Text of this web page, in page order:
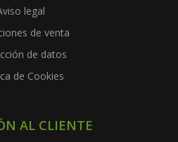
legal
de venta
de datos
de Cookies
AL CLIENTE